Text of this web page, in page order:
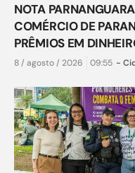
NOTA
COMÉRCIO DE
PRÊMIOS EM
8 / agosto / 2026 09:55 -